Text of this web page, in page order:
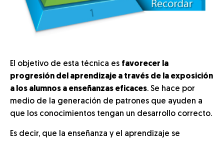
El objetivo de esta técnica es favorecer la
progresión del aprendizaje a través de la exposición
a los alumnos a enseñanzas eficaces. Se hace por
medio de la generación de patrones que ayuden a
que los conocimientos tengan un desarrollo correcto.
Es decir, que la enseñanza y el aprendizaje se